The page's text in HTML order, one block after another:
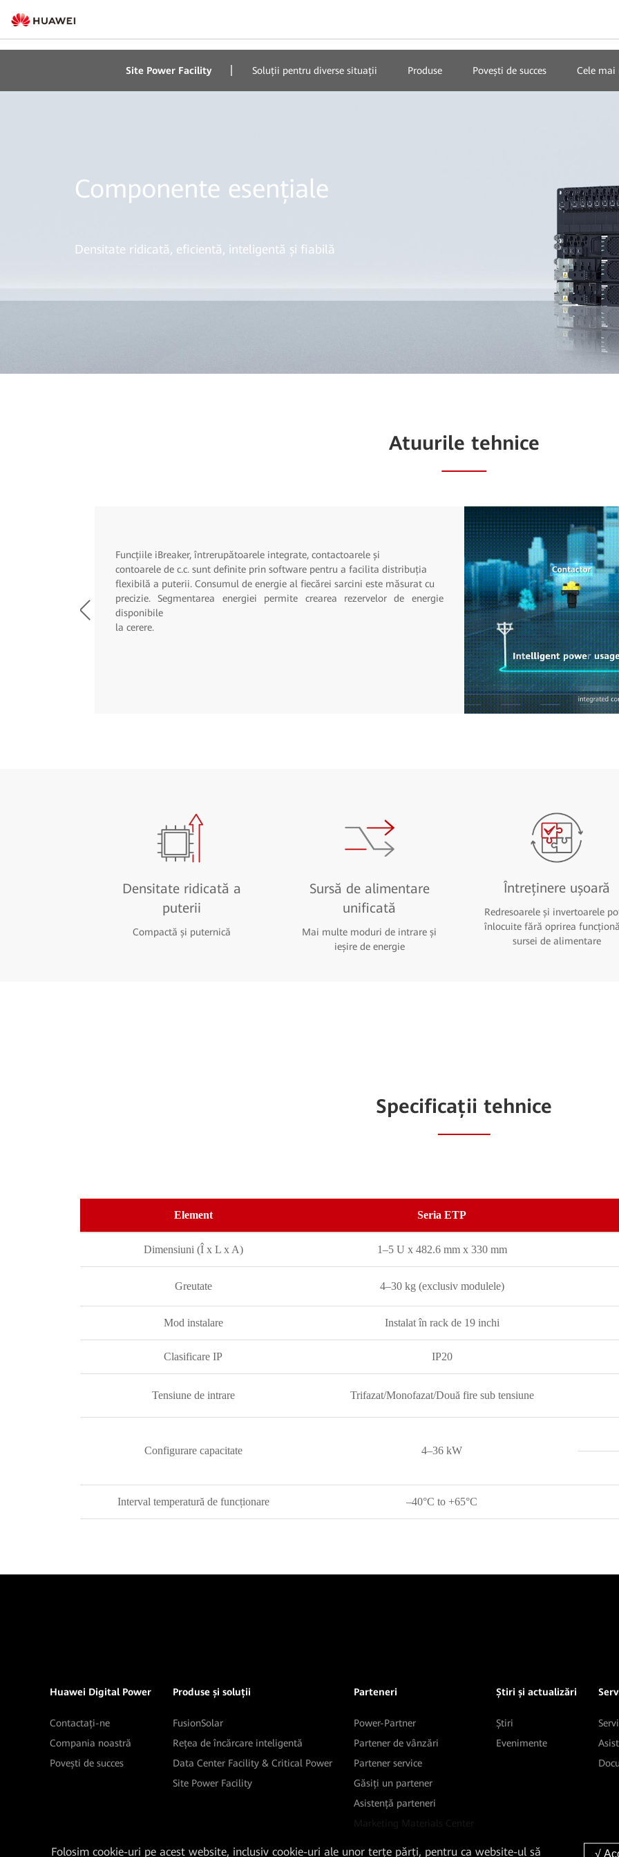
Site Power Facility Soluții pentru diverse situații Produse Povești de succes Cele mai
Componente esențiale
Densitate ridicată, eficientă, inteligentă și fiabilă
Atuurile tehnice
Funcțiile iBreaker, întrerupătoarele integrate, contactoarele și
contoarele de c.c. sunt definite prin software pentru a facilita distribuția
flexibilă a puterii. Consumul de energie al fiecărei sarcini este măsurat cu
precizie. Segmentarea energiei permite crearea rezervelor de energie
disponibile
la cerere.
Densitate ridicată a
puterii
Compactă și puternică
Sursă de alimentare
unificată
Mai multe moduri de intrare și
ieșire de energie
Întreținere ușoară
Redresoarele și invertoarele
înlocuite fără oprirea
sursei de alimentare
Specificații tehnice
Element Seria ETP
Dimensiuni (Î x L x A) 1–5 U x 482.6 mm x 330 mm
Greutate 4–30 kg (exclusiv modulele)
Mod instalare Instalat în rack de 19 inchi
Clasificare IP IP20
Tensiune de intrare Trifazat/Monofazat/Două fire sub tensiune
Configurare capacitate 4–36 kW
Interval temperatură de funcționare –40°C to +65°C
Huawei Digital Power
Contactați-ne
Compania noastră
Povești de succes
Produse și soluții
FusionSolar
Rețea de încărcare inteligentă
Data Center Facility & Critical Power
Site Power Facility
Parteneri
Power-Partner
Partener de vânzări
Partener service
Găsiți un partener
Asistență parteneri
Știri și actualizări
Știri
Evenimente
Folosim cookie-uri pe acest website, inclusiv cookie-uri ale unor terțe părți, pentru ca website-ul să